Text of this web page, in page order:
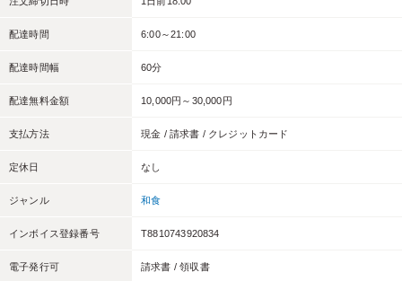
配達時間 6:00～21:00
配達時間幅 60分
配達無料金額 10,000円～30,000円
支払方法 現金 / 請求書 / クレジットカード
定休日 なし
ジャンル 和食
インボイス登録番号 T8810743920834
電子発行可 請求書 / 領収書